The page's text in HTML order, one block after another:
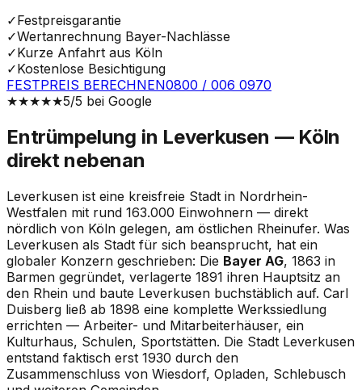
✓Festpreisgarantie
✓Wertanrechnung Bayer-Nachlässe
✓Kurze Anfahrt aus Köln
✓Kostenlose Besichtigung
FESTPREIS BERECHNEN0800 / 006 0970
★★★★★5/5 bei Google
Entrümpelung in Leverkusen — Köln
direkt nebenan
Leverkusen ist eine kreisfreie Stadt in Nordrhein-
Westfalen mit rund 163.000 Einwohnern — direkt
nördlich von Köln gelegen, am östlichen Rheinufer. Was
Leverkusen als Stadt für sich beansprucht, hat ein
globaler Konzern geschrieben: Die Bayer AG, 1863 in
Barmen gegründet, verlagerte 1891 ihren Hauptsitz an
den Rhein und baute Leverkusen buchstäblich auf. Carl
Duisberg ließ ab 1898 eine komplette Werkssiedlung
errichten — Arbeiter- und Mitarbeiterhäuser, ein
Kulturhaus, Schulen, Sportstätten. Die Stadt Leverkusen
entstand faktisch erst 1930 durch den
Zusammenschluss von Wiesdorf, Opladen, Schlebusch